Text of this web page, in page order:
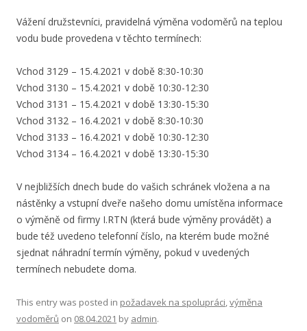
Vážení družstevníci, pravidelná výměna vodoměrů na teplou
vodu bude provedena v těchto termínech:
Vchod 3129 – 15.4.2021 v době 8:30-10:30
Vchod 3130 – 15.4.2021 v době 10:30-12:30
Vchod 3131 – 15.4.2021 v době 13:30-15:30
Vchod 3132 – 16.4.2021 v době 8:30-10:30
Vchod 3133 – 16.4.2021 v době 10:30-12:30
Vchod 3134 – 16.4.2021 v době 13:30-15:30
V nejbližších dnech bude do vašich schránek vložena a na
nástěnky a vstupní dveře našeho domu umístěna informace
o výměně od firmy I.RTN (která bude výměny provádět) a
bude též uvedeno telefonní číslo, na kterém bude možné
sjednat náhradní termín výměny, pokud v uvedených
termínech nebudete doma.
This entry was posted in požadavek na spolupráci,výměna
vodoměrů on 08.04.2021 by admin.